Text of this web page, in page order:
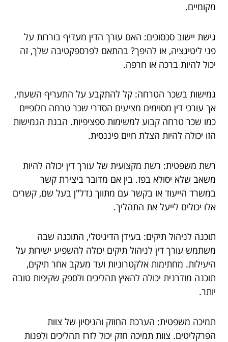
מקומיים.
גישת יישוב סכסוכים: האם עורך הדין מעדיף בוררות על
פני ליטיגציה, או להיפך? בהתאם לפרספקטיבה שלך, זה
יכול להיות ברכה או חרפה.
גמישות בשכר הטרחה: קל להתקבע על התעריף השעתי,
אך עורכי דין מסוימים מציעים הסדרי שכר טרחה חלופיים
כמו שכר טרחה קבוע למשימות ספציפיות. הבנת הגמישות
הזו יכולה להיות הצלת חיים פיננסית.
רשת משפטית: רשת מקצועית של עורך דין יכולה להיות
משאב שלא יסולא בפז. בין אם מדובר ביצירת קשר
במשרד הייעוד או בקשר עם מתווך נדל"ן בעל שם, קשרים
אלו יכולים לייעל את התהליך.
תוכנה לניהול תיקים: בעידן הדיגיטלי, התוכנה שבה
משתמש עורך דין לניהול תיקים יכולה להשפיע ישירות על
היעילות. מחתימות אלקטרוניות ועד מעקב אחר תיקים,
תוכנה מודרנית יכולה להאיץ תהליכים ולספק שקיפות טובה
יותר.
תמיכה משפטית: הערכת החוזק והניסיון של צוות
הפרקליטים. צוות תמיכה חזק יכול לזרז תהליכים ולפנות